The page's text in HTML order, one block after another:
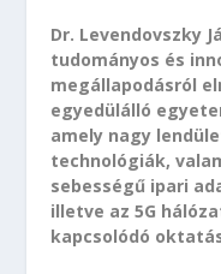
Dr. Levendovszky
tudományos és
megállapodásról
egyedülálló
amely nagy
technológiák,
sebességű ipari
illetve az 5G
kapcsolódó